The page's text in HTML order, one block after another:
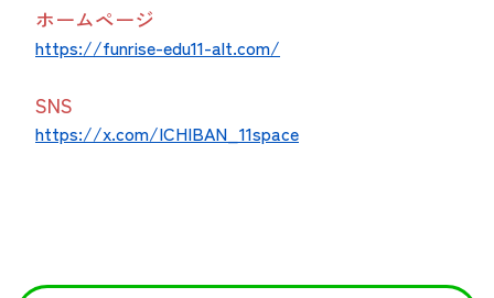
ホームページ
https://funrise-edu11-alt.com/
SNS
https://x.com/ICHIBAN_11space